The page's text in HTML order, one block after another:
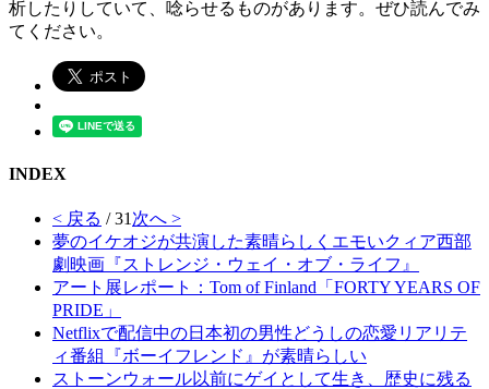
析したりしていて、唸らせるものがあります。ぜひ読んでみ
てください。
INDEX
< 戻る / 31 次へ >
夢のイケオジが共演した素晴らしくエモいクィア西部
劇映画『ストレンジ・ウェイ・オブ・ライフ』
アート展レポート：Tom of Finland「FORTY YEARS OF
PRIDE」
Netflixで配信中の日本初の男性どうしの恋愛リアリテ
ィ番組『ボーイフレンド』が素晴らしい
ストーンウォール以前にゲイとして生き、歴史に残る